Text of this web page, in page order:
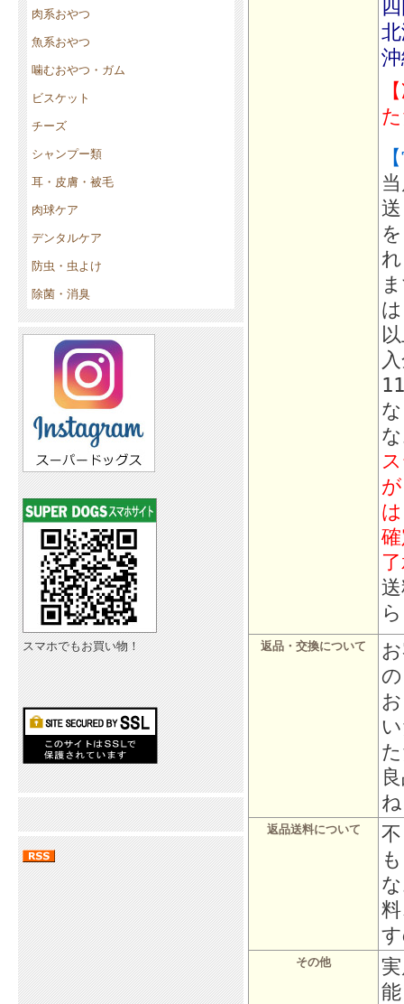
肉系おやつ
魚系おやつ
噛むおやつ・ガム
ビスケット
チーズ
シャンプー類
耳・皮膚・被毛
肉球ケア
デンタルケア
防虫・虫よけ
除菌・消臭
スマホでもお買い物！ 返品・交換について
返品送料について
その他